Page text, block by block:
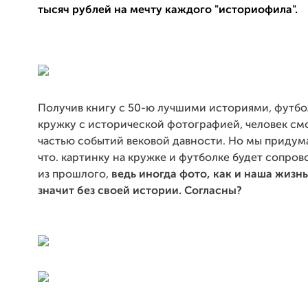
тысяч рублей на мечту каждого "историофила".
Получив книгу с 50-ю лучшими историями,
кружку с исторической фотографией, человек
частью событий вековой давности. Но мы
что. картинку на кружке и футболке будет
из прошлого, ведь иногда фото, как и наша
значит без своей истории. Согласны?